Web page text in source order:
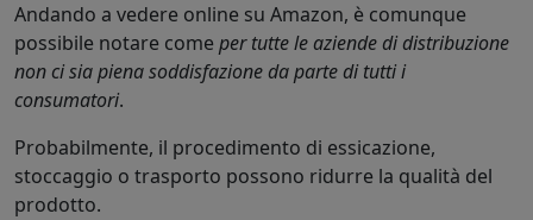
Andando a vedere online su Amazon, è comunque
possibile notare come per tutte le aziende di distribuzione
non ci sia piena soddisfazione da parte di tutti i
consumatori.
Probabilmente, il procedimento di essicazione,
stoccaggio o trasporto possono ridurre la qualità del
prodotto.